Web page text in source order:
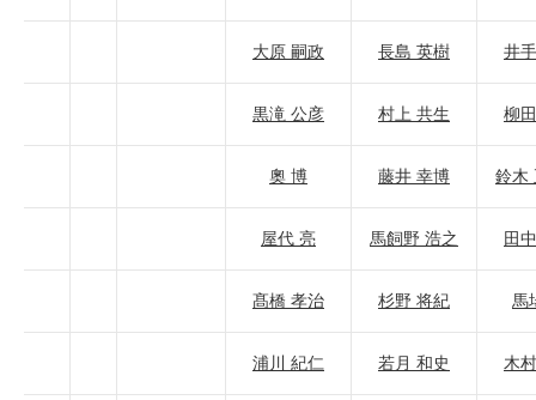
大原 嗣政 長島 英樹 井
黒滝 公彦 村上 共生 柳
奧 博 藤井 幸博 鈴木
屋代 亮 馬飼野 浩之 田
髙橋 孝治 杉野 将紀 馬
浦川 紀仁 若月 和史 木